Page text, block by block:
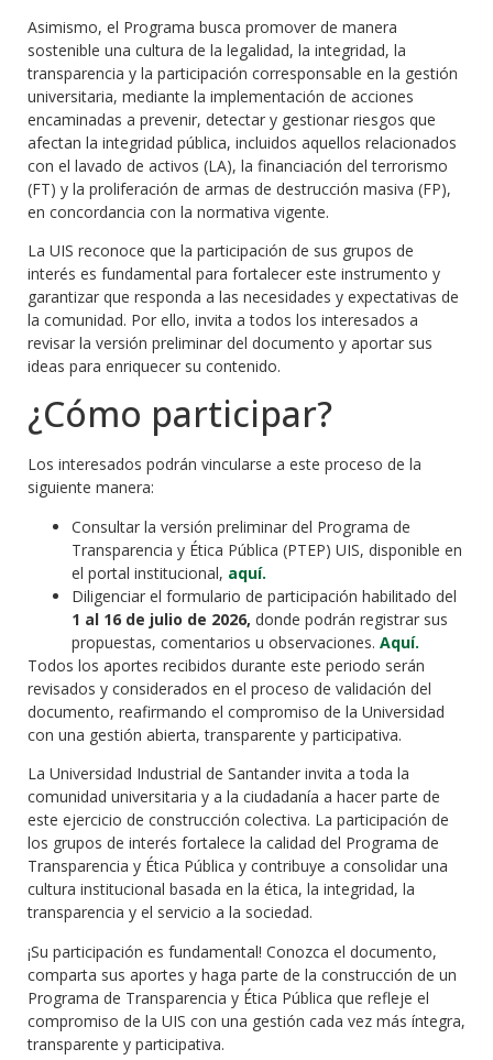
Asimismo, el Programa busca promover de manera
sostenible una cultura de la legalidad, la integridad, la
transparencia y la participación corresponsable en la gestión
universitaria, mediante la implementación de acciones
encaminadas a prevenir, detectar y gestionar riesgos que
afectan la integridad pública, incluidos aquellos relacionados
con el lavado de activos (LA), la financiación del terrorismo
(FT) y la proliferación de armas de destrucción masiva (FP),
en concordancia con la normativa vigente.
La UIS reconoce que la participación de sus grupos de
interés es fundamental para fortalecer este instrumento y
garantizar que responda a las necesidades y expectativas de
la comunidad. Por ello, invita a todos los interesados a
revisar la versión preliminar del documento y aportar sus
ideas para enriquecer su contenido.
¿Cómo participar?
Los interesados podrán vincularse a este proceso de la
siguiente manera:
Consultar la versión preliminar del Programa de
Transparencia y Ética Pública (PTEP) UIS, disponible en
el portal institucional, aquí.
Diligenciar el formulario de participación habilitado del
1 al 16 de julio de 2026, donde podrán registrar sus
propuestas, comentarios u observaciones. Aquí.
Todos los aportes recibidos durante este periodo serán
revisados y considerados en el proceso de validación del
documento, reafirmando el compromiso de la Universidad
con una gestión abierta, transparente y participativa.
La Universidad Industrial de Santander invita a toda la
comunidad universitaria y a la ciudadanía a hacer parte de
este ejercicio de construcción colectiva. La participación de
los grupos de interés fortalece la calidad del Programa de
Transparencia y Ética Pública y contribuye a consolidar una
cultura institucional basada en la ética, la integridad, la
transparencia y el servicio a la sociedad.
¡Su participación es fundamental! Conozca el documento,
comparta sus aportes y haga parte de la construcción de un
Programa de Transparencia y Ética Pública que refleje el
compromiso de la UIS con una gestión cada vez más íntegra,
transparente y participativa.